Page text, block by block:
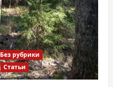
Без рубрики
Статьи